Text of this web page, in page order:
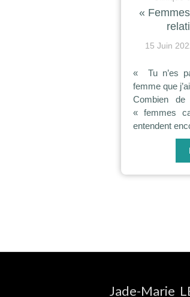
«
15 Juin
« Tu n’es
femme que
Combien de
« femmes
entendent
Jade-Marie